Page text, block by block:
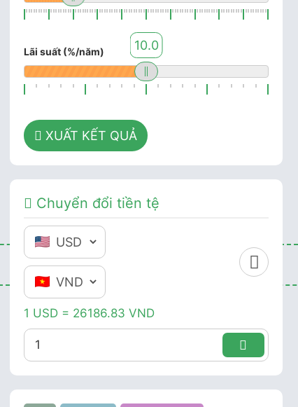
Lãi suất (%/năm) 10.0
XUẤT KẾT QUẢ
Chuyển đổi tiền tệ
1 USD = 26186.83 VND